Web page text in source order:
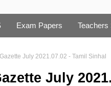
Exam Papers Teachers
July 2021.07.02 - Tamil Sinhal
July